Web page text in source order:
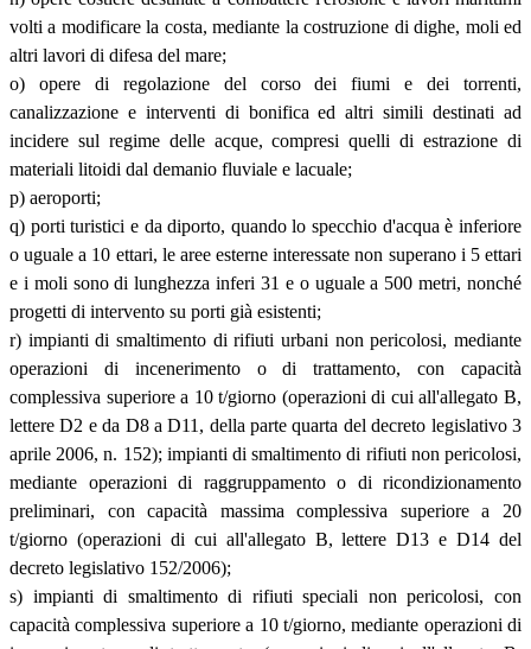
volti a modificare la costa, mediante la costruzione di dighe, moli ed
altri lavori di difesa del mare;
o) opere di regolazione del corso dei fiumi e dei torrenti,
canalizzazione e interventi di bonifica ed altri simili destinati ad
incidere sul regime delle acque, compresi quelli di estrazione di
materiali litoidi dal demanio fluviale e lacuale;
p) aeroporti;
q) porti turistici e da diporto, quando lo specchio d'acqua è inferiore
o uguale a 10 ettari, le aree esterne interessate non superano i 5 ettari
e i moli sono di lunghezza inferi 31 e o uguale a 500 metri, nonché
progetti di intervento su porti già esistenti;
r) impianti di smaltimento di rifiuti urbani non pericolosi, mediante
operazioni di incenerimento o di trattamento, con capacità
complessiva superiore a 10 t/giorno (operazioni di cui all'allegato B,
lettere D2 e da D8 a D11, della parte quarta del decreto legislativo 3
aprile 2006, n. 152); impianti di smaltimento di rifiuti non pericolosi,
mediante operazioni di raggruppamento o di ricondizionamento
preliminari, con capacità massima complessiva superiore a 20
t/giorno (operazioni di cui all'allegato B, lettere D13 e D14 del
decreto legislativo 152/2006);
s) impianti di smaltimento di rifiuti speciali non pericolosi, con
capacità complessiva superiore a 10 t/giorno, mediante operazioni di